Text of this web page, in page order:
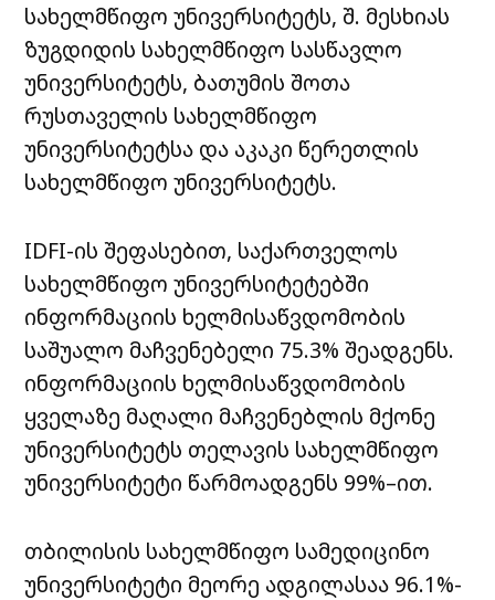
სახელმწიფო უნივერსიტეტს, შ. მესხიას
ზუგდიდის სახელმწიფო სასწავლო
უნივერსიტეტს, ბათუმის შოთა
რუსთაველის სახელმწიფო
უნივერსიტეტსა და აკაკი წერეთლის
სახელმწიფო უნივერსიტეტს.
IDFI-ის შეფასებით, საქართველოს
სახელმწიფო უნივერსიტეტებში
ინფორმაციის ხელმისაწვდომობის
საშუალო მაჩვენებელი 75.3% შეადგენს.
ინფორმაციის ხელმისაწვდომობის
ყველაზე მაღალი მაჩვენებლის მქონე
უნივერსიტეტს თელავის სახელმწიფო
უნივერსიტეტი წარმოადგენს 99%–ით.
თბილისის სახელმწიფო სამედიცინო
უნივერსიტეტი მეორე ადგილასაა 96.1%-